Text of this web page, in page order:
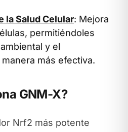
la Salud Celular: Mejora
permitiéndoles
y el
más efectiva.
GNM-X?
Nrf2 más potente